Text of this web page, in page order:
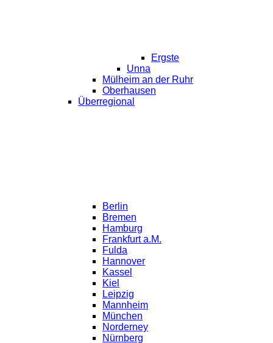
Ergste
Unna
Mülheim an der Ruhr
Oberhausen
Überregional
Berlin
Bremen
Hamburg
Frankfurt a.M.
Fulda
Hannover
Kassel
Kiel
Leipzig
Mannheim
München
Norderney
Nürnberg